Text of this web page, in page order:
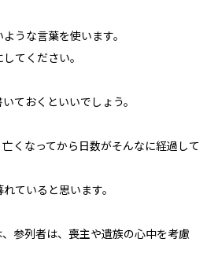
うな言葉を使います。
てください。
ておくといいでしょう。
くなってから日数がそんなに経過して
ていると思います。
参列者は、喪主や遺族の心中を考慮